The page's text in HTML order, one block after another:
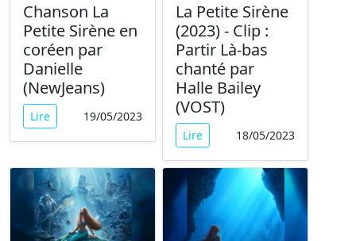
Chanson La
Petite Sirène en
coréen par
Danielle
(NewJeans)
Lire 19/05/2023
La Petite Sirène
(2023) - Clip :
Partir Là-bas
chanté par
Halle Bailey
(VOST)
Lire 18/05/2023